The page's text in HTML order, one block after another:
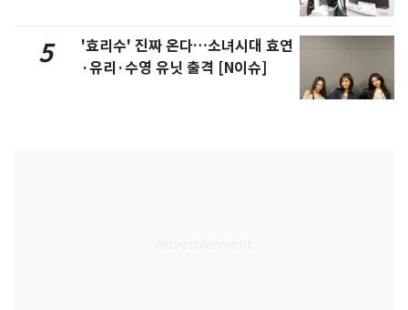
5
'효리수' 진짜 온다…소녀시대 효연
·유리·수영 유닛 출격 [N이슈]